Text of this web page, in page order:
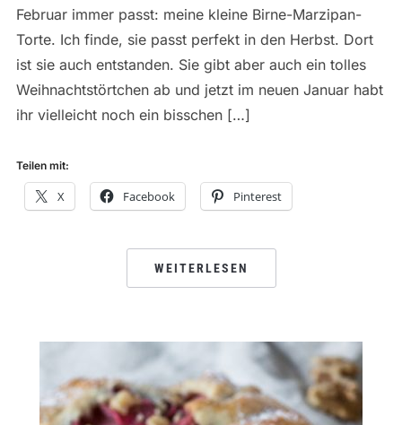
Februar immer passt: meine kleine Birne-Marzipan-
Torte. Ich finde, sie passt perfekt in den Herbst. Dort
ist sie auch entstanden. Sie gibt aber auch ein tolles
Weihnachtstörtchen ab und jetzt im neuen Januar habt
ihr vielleicht noch ein bisschen […]
Teilen mit:
X Facebook Pinterest
WEITERLESEN